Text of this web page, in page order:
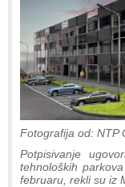
Fotografija od: NTP
Potpisivanje
tehnoloških
februaru, rekli su iz